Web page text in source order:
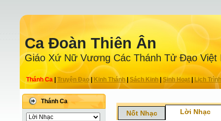
Ca Ðoàn Thiên Ân
Giáo Xứ Nữ Vương Các Thánh Tử Ðạo Việt
Thánh Ca Truyện Ðạo| Kinh Thánh Sách Kinh|Sinh Hoạt| Lịch Trình
Thánh Ca
Nốt Nhạc Lời Nhạc